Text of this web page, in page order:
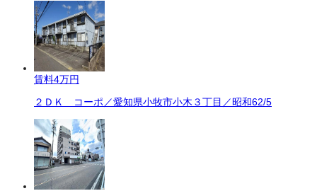
賃料4万円
２ＤＫ コーポ／愛知県小牧市小木３丁目／昭和62/5